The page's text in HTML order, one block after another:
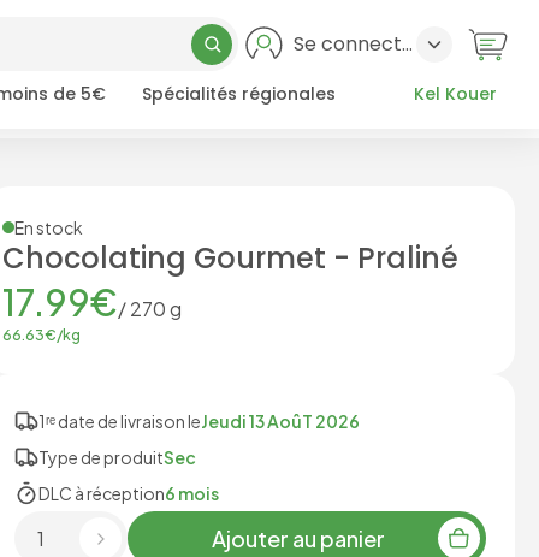
Se connecter
de 5€
Spécialités régionales
Kel Kouer
En stock
Chocolating Gourmet - Praliné
17.99€/270g
66.63€/kg
1ʳᵉ date de livraison leJeudi 13 AoûT 2026
Type de produitSec
DLC à réception6 mois
Ajouter au panier